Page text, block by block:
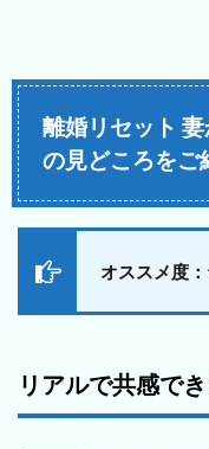
離婚リセット
の見どころをご
オススメ
リアルで共感で